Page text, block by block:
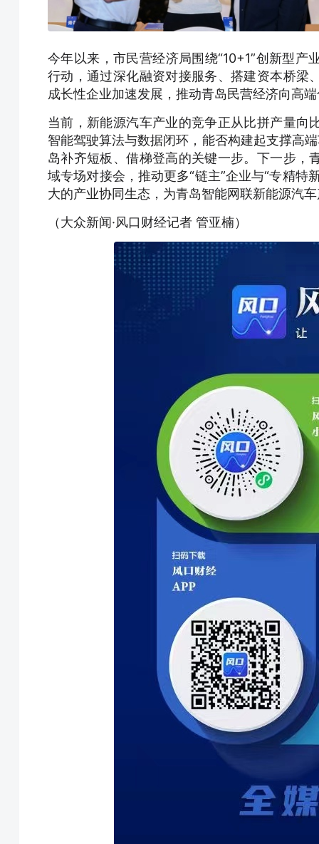
今年以来，市民营经济局围绕“10+1”创新型
行动，通过深化融资对接服务、搭建资本桥梁
成长性企业加速发展，推动青岛民营经济向高
当前，新能源汽车产业的竞争正从比拼产量向
智能驾驶算法与数据闭环，能否构建起支撑高
岛补齐短板、借梯登高的关键一步。下一步，
域专场对接会，推动更多“链主”企业与“专精
大的产业协同生态，为青岛智能网联新能源汽
（大众新闻·风口财经记者 管亚楠）